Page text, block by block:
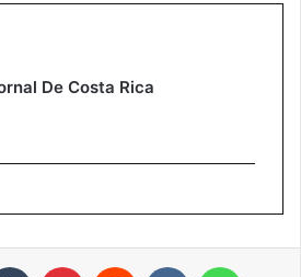
De Costa Rica
Tumblr Pinterest Reddit